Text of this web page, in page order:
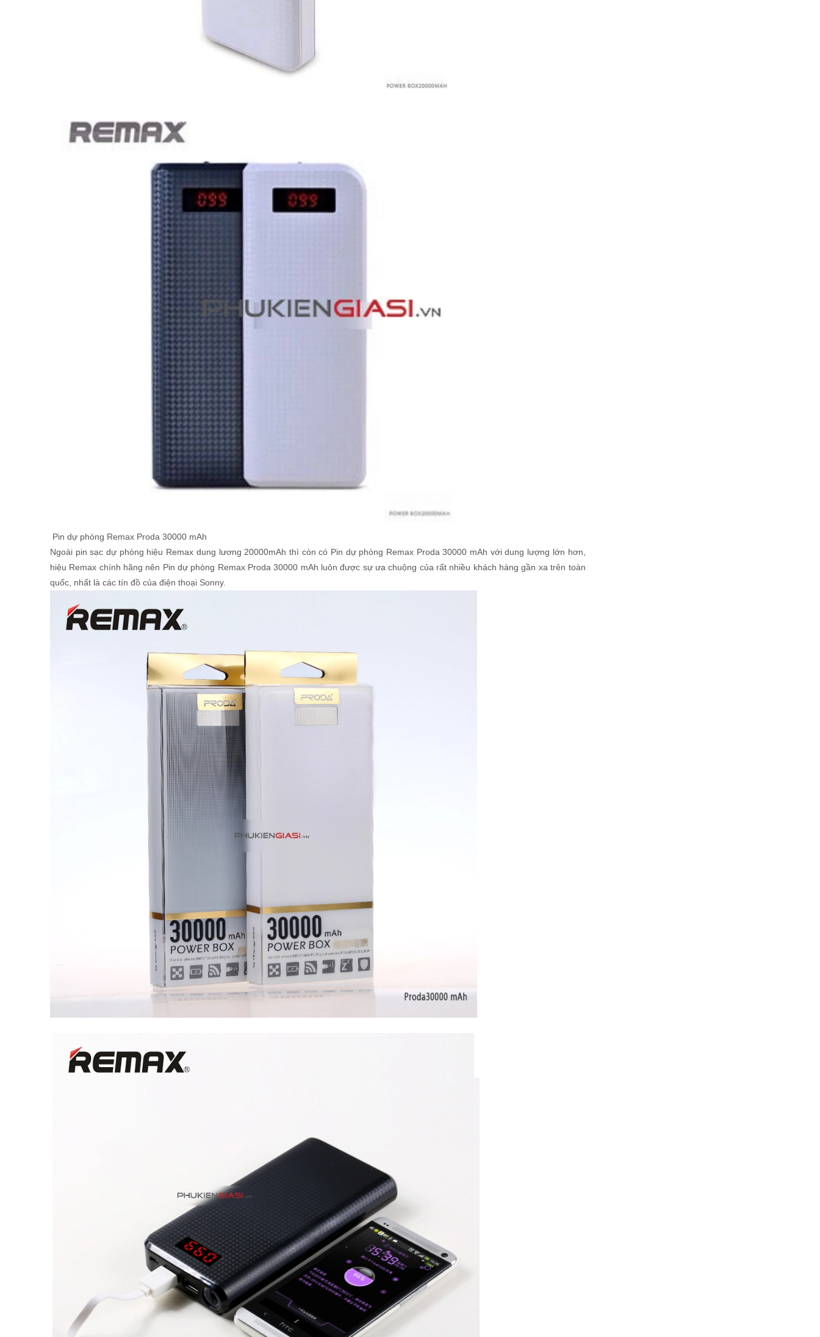
Pin dự phòng Remax Proda 30000 mAh
Ngoài pin sạc dự phòng hiệu Remax dung lương 20000mAh thì còn có Pin dự phòng Remax Proda 30000 mAh với dung lượng lớn hơn,
hiệu Remax chính hãng nên Pin dự phòng Remax Proda 30000 mAh luôn được sự ưa chuộng của rất nhiều khách hàng gần xa trên toàn
quốc, nhất là các tín đồ của điện thoại Sonny.